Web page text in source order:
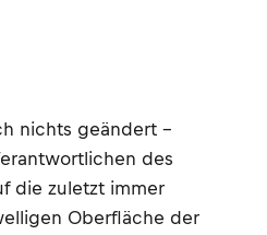
nichts geändert –
des
die zuletzt immer
Oberfläche der